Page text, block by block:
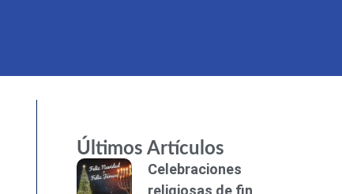
Últimos Artículos
Celebraciones
religiosas de fin